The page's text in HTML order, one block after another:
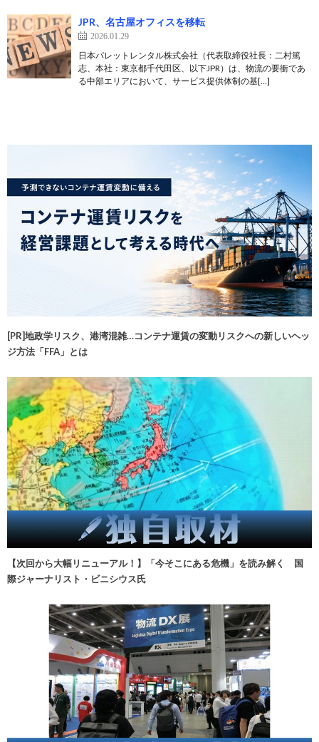
JPR、名古屋オフィスを移転
2026.01.29
日本パレットレンタル株式会社（代表取締役社長：二村篤
志、本社：東京都千代田区、以下JPR）は、物流の要衝であ
る中部エリアにおいて、サービス提供体制の基[…]
[PR]地政学リスク、港湾混雑…コンテナ運賃の変動リスクへの新しいヘッ
ジ方法「FFA」とは
【次回から大幅リニューアル！】「今そこにある危機」を読み解く 国
際ジャーナリスト・ビニシウス氏